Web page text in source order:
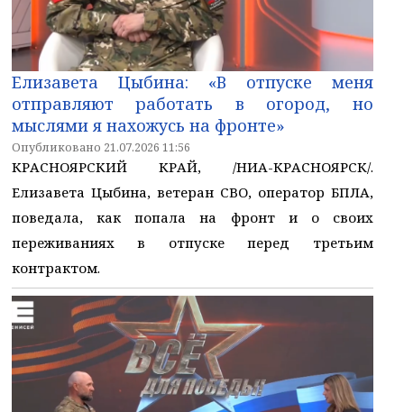
Елизавета Цыбина: «В отпуске меня
отправляют работать в огород, но
мыслями я нахожусь на фронте»
Опубликовано 21.07.2026 11:56
КРАСНОЯРСКИЙ КРАЙ, /НИА-КРАСНОЯРСК/.
Елизавета Цыбина, ветеран СВО, оператор БПЛА,
поведала, как попала на фронт и о своих
переживаниях в отпуске перед третьим
контрактом.